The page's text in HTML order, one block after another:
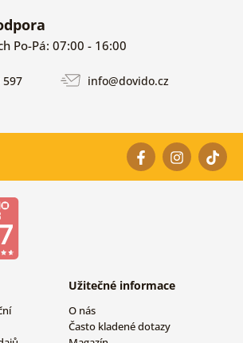
Po-Pá: 07:00 - 16:00
597 info@dovido.cz
Užitečné informace
O nás
Často kladené dotazy